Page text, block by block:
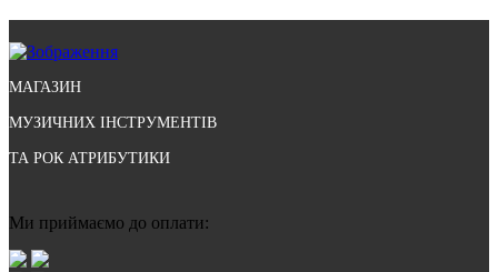
МАГАЗИН
МУЗИЧНИХ ІНСТРУМЕНТІВ
ТА РОК АТРИБУТИКИ
Ми приймаємо до оплати: